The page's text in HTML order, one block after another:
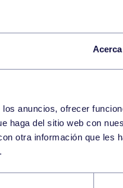
anuncios, ofrecer
haga del sitio web con
otra información que les
RGCC